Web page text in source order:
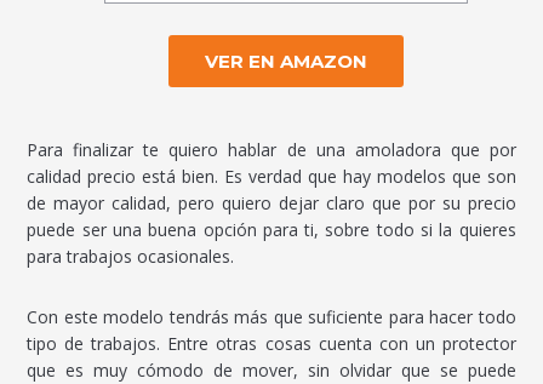
VER EN AMAZON
Para finalizar te quiero hablar de una amoladora que por
calidad precio está bien. Es verdad que hay modelos que son
de mayor calidad, pero quiero dejar claro que por su precio
puede ser una buena opción para ti, sobre todo si la quieres
para trabajos ocasionales.
Con este modelo tendrás más que suficiente para hacer todo
tipo de trabajos. Entre otras cosas cuenta con un protector
que es muy cómodo de mover, sin olvidar que se puede